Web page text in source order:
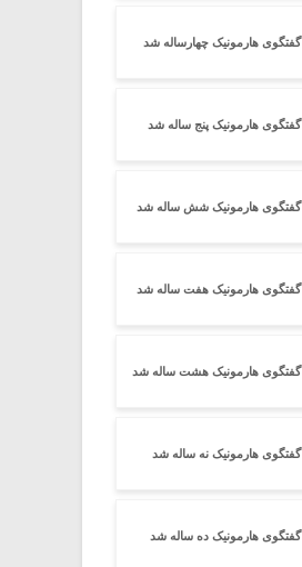
گفتگوی هارمونیک چهارساله شد
گفتگوی هارمونیک پنج ساله شد
گفتگوی هارمونیک شش ساله شد
گفتگوی هارمونیک هفت ساله شد
گفتگوی هارمونیک هشت ساله شد
گفتگوی هارمونیک نه ساله شد
گفتگوی هارمونیک ده ساله شد